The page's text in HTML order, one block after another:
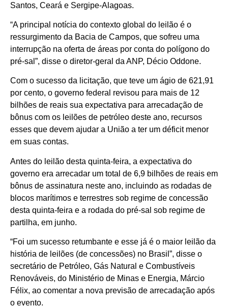
Santos, Ceará e Sergipe-Alagoas.
“A principal notícia do contexto global do leilão é o
ressurgimento da Bacia de Campos, que sofreu uma
interrupção na oferta de áreas por conta do polígono do
pré-sal”, disse o diretor-geral da ANP, Décio Oddone.
Com o sucesso da licitação, que teve um ágio de 621,91
por cento, o governo federal revisou para mais de 12
bilhões de reais sua expectativa para arrecadação de
bônus com os leilões de petróleo deste ano, recursos
esses que devem ajudar a União a ter um déficit menor
em suas contas.
Antes do leilão desta quinta-feira, a expectativa do
governo era arrecadar um total de 6,9 bilhões de reais em
bônus de assinatura neste ano, incluindo as rodadas de
blocos marítimos e terrestres sob regime de concessão
desta quinta-feira e a rodada do pré-sal sob regime de
partilha, em junho.
“Foi um sucesso retumbante e esse já é o maior leilão da
história de leilões (de concessões) no Brasil”, disse o
secretário de Petróleo, Gás Natural e Combustíveis
Renováveis, do Ministério de Minas e Energia, Márcio
Félix, ao comentar a nova previsão de arrecadação após
o evento.